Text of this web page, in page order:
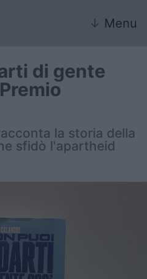
↓ Menu
di gente
la storia della
sfidò l'apartheid